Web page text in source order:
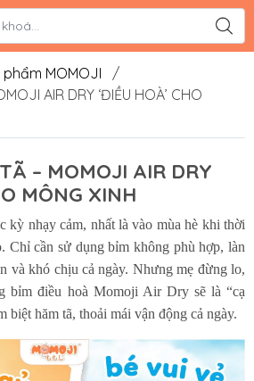
MOMOJI
/
AIR DRY ‘ĐIỀU HOÀ’ CHO
– MOMOJI AIR DRY
MÔNG XINH
kỳ nhạy cảm, nhất là vào mùa hè khi thời
Chỉ cần sử dụng bỉm không phù hợp, làn
và khó chịu cả ngày. Nhưng mẹ đừng lo,
bỉm điều hoà Momoji Air Dry sẽ là “cạ
biệt hăm tã, thoải mái vận động cả ngày.